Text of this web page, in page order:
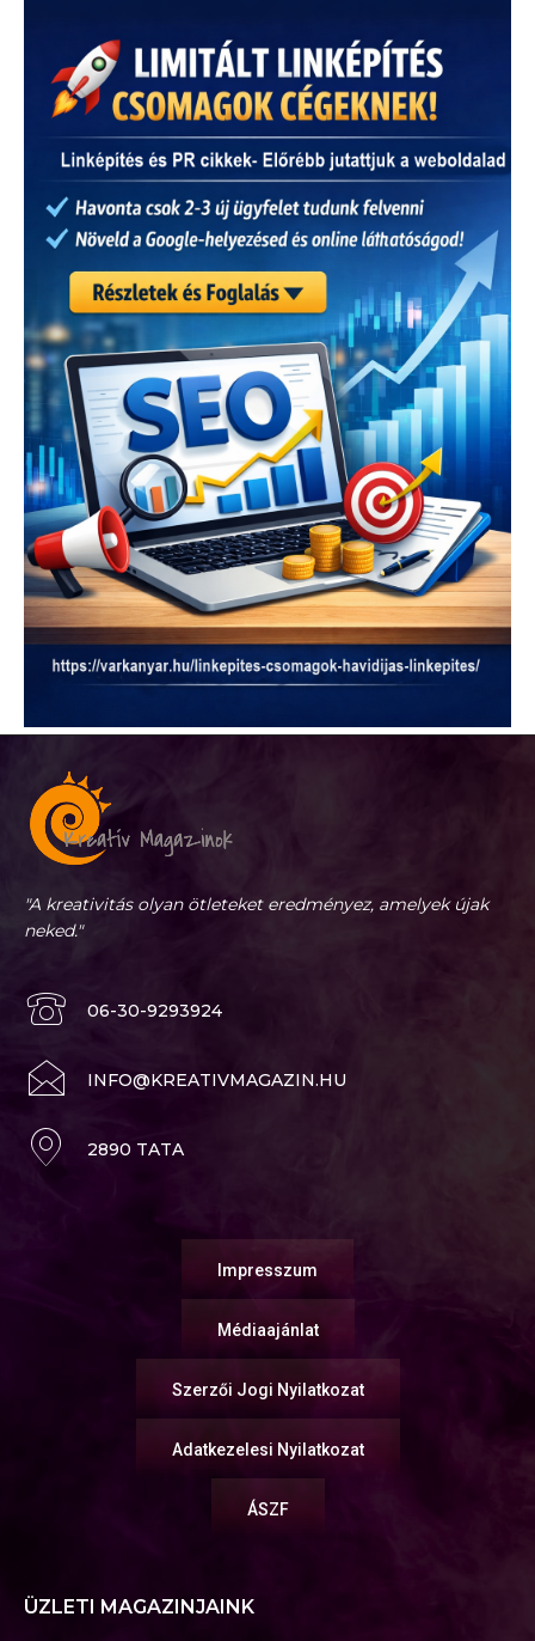
"A kreativitás olyan ötleteket eredményez, amelyek újak
neked."
06-30-9293924
INFO@KREATIVMAGAZIN.HU
2890 TATA
Impresszum
Médiaajánlat
Szerzői Jogi Nyilatkozat
Adatkezelesi Nyilatkozat
ÁSZF
ÜZLETI MAGAZINJAINK